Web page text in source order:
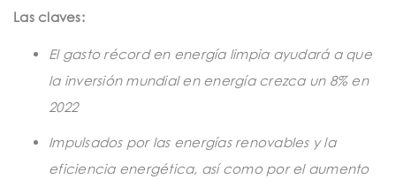
o
Las claves:
El gasto récord en energía limpia ayudará a que
la inversión mundial en energía crezca un 8% en
2022
Impulsados por las energías renovables y la
eficiencia energética, así como por el aumento